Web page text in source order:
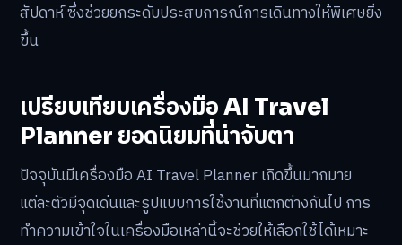
สัปดาห์ ซึ่งช่วยยกระดับประสบการณ์การเดินทางให้พิเศษยิ่ง
ขึ้น
เปรียบเทียบเครื่องมือ AI Travel
Planner ยอดนิยมที่น่าจับตา
ปัจจุบันมีเครื่องมือ AI Travel Planner เกิดขึ้นมากมาย
แต่ละตัวมีจุดเด่นและรูปแบบการใช้งานที่แตกต่างกันไป การ
ทำความเข้าใจในเครื่องมือเหล่านี้จะช่วยให้เลือกใช้ได้เหมาะ